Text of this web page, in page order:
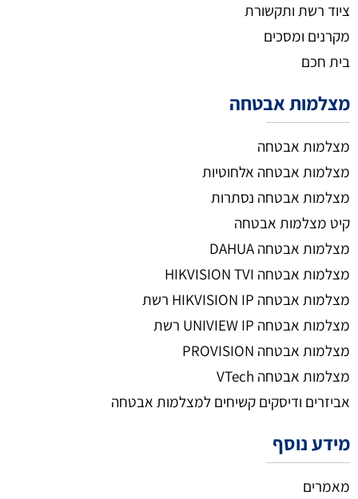
ציוד רשת ותקשורת
מקרנים ומסכים
בית חכם
מצלמות אבטחה
מצלמות אבטחה
מצלמות אבטחה אלחוטיות
מצלמות אבטחה נסתרות
קיט מצלמות אבטחה
מצלמות אבטחה DAHUA
מצלמות אבטחה HIKVISION TVI
מצלמות אבטחה HIKVISION IP רשת
מצלמות אבטחה UNIVIEW IP רשת
מצלמות אבטחה PROVISION
מצלמות אבטחה VTech
אביזרים ודיסקים קשיחים למצלמות אבטחה
מידע נוסף
מאמרים